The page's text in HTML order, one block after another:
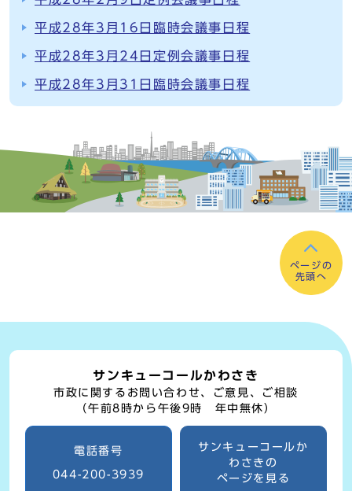
平成28年3月16日臨時会議事日程
平成28年3月24日定例会議事日程
平成28年3月31日臨時会議事日程
ページの
先頭へ
サンキューコールかわさき
市政に関するお問い合わせ、ご意見、ご相談
（午前8時から午後9時 年中無休）
電話番号
044-200-3939
サンキューコールか
わさきの
ページを見る